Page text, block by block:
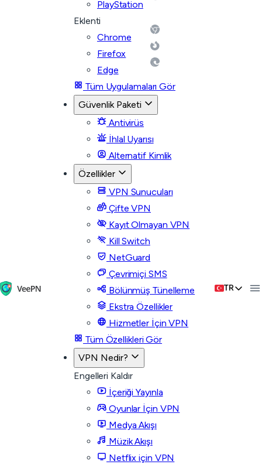
PlayStation
Eklenti
Chrome
Firefox
Edge
Tüm Uygulamaları Gör
Güvenlik Paketi
Antivirüs
İhlal Uyarısı
Alternatif Kimlik
Özellikler
VPN Sunucuları
Çifte VPN
Kayıt Olmayan VPN
Kill Switch
NetGuard
Çevrimiçi SMS
Bölünmüş Tünelleme
Ekstra Özellikler
Hizmetler İçin VPN
Tüm Özellikleri Gör
VPN Nedir?
Engelleri Kaldır
İçeriği Yayınla
Oyunlar İçin VPN
Medya Akışı
Müzik Akışı
Netflix için VPN
TR